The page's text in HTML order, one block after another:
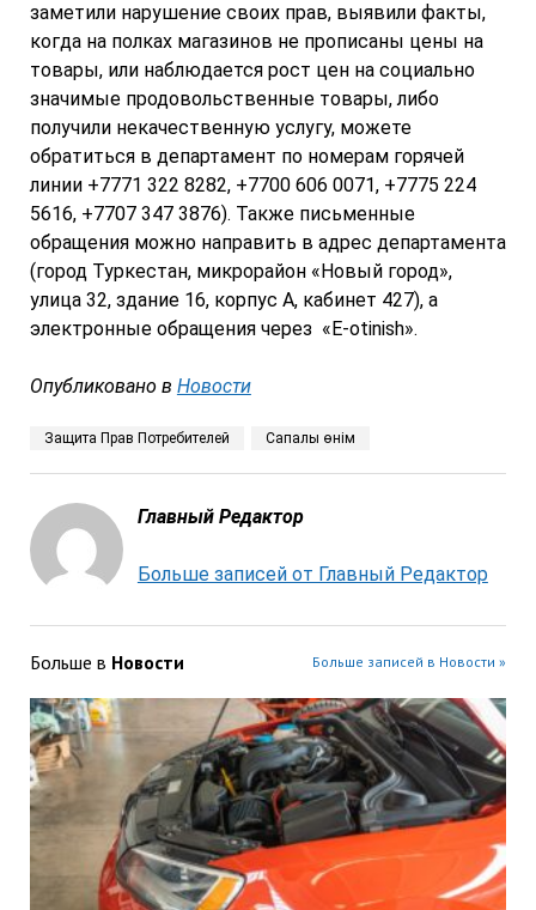
заметили нарушение своих прав, выявили факты,
когда на полках магазинов не прописаны цены на
товары, или наблюдается рост цен на социально
значимые продовольственные товары, либо
получили некачественную услугу, можете
обратиться в департамент по номерам горячей
линии +7771 322 8282, +7700 606 0071, +7775 224
5616, +7707 347 3876). Также письменные
обращения можно направить в адрес департамента
(город Туркестан, микрорайон «Новый город»,
улица 32, здание 16, корпус А, кабинет 427), а
электронные обращения через «Е-otinish».
Опубликовано в Новости
Защита Прав Потребителей Сапалы өнім
Главный Редактор
Больше записей от Главный Редактор
Больше в Новости Больше записей в Новости »